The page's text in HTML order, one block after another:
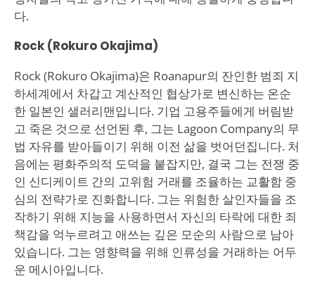
다.
Rock (Rokuro Okajima)
Rock (Rokuro Okajima)은 Roanapur의 잔인한 범죄 지
하세계에서 차갑고 계산적인 협상가로 변신하는 온순
한 일본인 샐러리맨입니다. 기업 고용주들에게 버림받
고 죽은 것으로 선언된 후, 그는 Lagoon Company의 무
법 자유를 받아들이기 위해 이전 삶을 벗어던집니다. 처
음에는 평화주의적 도덕을 붙잡지만, 결국 그는 전쟁 중
인 신디케이트 간의 고위험 거래를 조율하는 교활함 중
심의 전략가로 진화합니다. 그는 위험한 살인자들을 조
작하기 위해 지능을 사용하면서 자신의 타락에 대한 죄
책감을 억누르려고 애쓰는 깊은 모순의 사람으로 남아
있습니다. 그는 영향력을 위해 인류성을 거래하는 어두
운 메시아입니다.